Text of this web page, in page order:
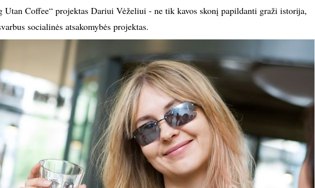
Utan Coffee“ projektas Dariui Vėželiui - ne tik kavos skonį papildanti graži istorija,
socialinės atsakomybės projektas.